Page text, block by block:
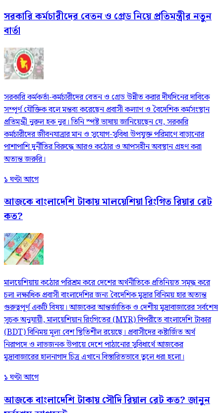
সরকারি কর্মচারীদের বেতন ও গ্রেড নিয়ে প্রতিমন্ত্রীর নতুন
বার্তা
সরকারি কর্মকর্তা-কর্মচারীদের বেতন ও গ্রেড উন্নীত করার দীর্ঘদিনের দাবিকে
সম্পূর্ণ যৌক্তিক বলে মন্তব্য করেছেন প্রবাসী কল্যাণ ও বৈদেশিক কর্মসংস্থান
প্রতিমন্ত্রী নুরুল হক নুর। তিনি স্পষ্ট ভাষায় জানিয়েছেন যে, সরকারি
কর্মচারীদের জীবনযাত্রার মান ও সুযোগ-সুবিধা উপযুক্ত পরিমাণে বাড়ানোর
পাশাপাশি দুর্নীতির বিরুদ্ধে আরও কঠোর ও আপসহীন অবস্থান গ্রহণ করা
অত্যন্ত জরুরি।
১ ঘণ্টা আগে
আজকে বাংলাদেশি টাকায় মালয়েশিয়া রিংগিত রিয়ার রেট
কত?
মালয়েশিয়ায় কঠোর পরিশ্রম করে দেশের অর্থনীতিকে প্রতিনিয়ত সমৃদ্ধ করে
চলা লক্ষাধিক প্রবাসী বাংলাদেশির জন্য বৈদেশিক মুদ্রার বিনিময় হার অত্যন্ত
গুরুত্বপূর্ণ একটি বিষয়। আজকের আন্তর্জাতিক ও দেশীয় মুদ্রাবাজারের সর্বশেষ
সূচক অনুযায়ী, মালয়েশিয়ান রিংগিতের (MYR) বিপরীতে বাংলাদেশি টাকার
(BDT) বিনিময় মূল্য বেশ স্থিতিশীল রয়েছে। প্রবাসীদের কষ্টার্জিত অর্থ
নিরাপদে ও লাভজনক উপায়ে দেশে পাঠানোর সুবিধার্থে আজকের
মুদ্রাবাজারের হালনাগাদ চিত্র এখানে বিস্তারিতভাবে তুলে ধরা হলো।
১ ঘণ্টা আগে
আজকে বাংলাদেশি টাকায় সৌদি রিয়াল রেট কত? জানুন